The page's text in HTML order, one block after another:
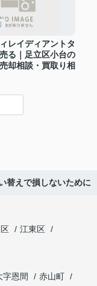
レイディアントタ
る｜足立区小台の
却相談・買取り相
替えで損しないために
江東区
字恩間
赤山町